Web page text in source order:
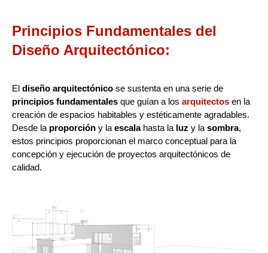
Principios Fundamentales del
Diseño Arquitectónico:
El diseño arquitectónico se sustenta en una serie de
principios fundamentales que guían a los arquitectos en la
creación de espacios habitables y estéticamente agradables.
Desde la proporción y la escalahasta la luz y la sombra,
estos principios proporcionan el marco conceptual para la
concepción y ejecución de proyectos arquitectónicos de
calidad.